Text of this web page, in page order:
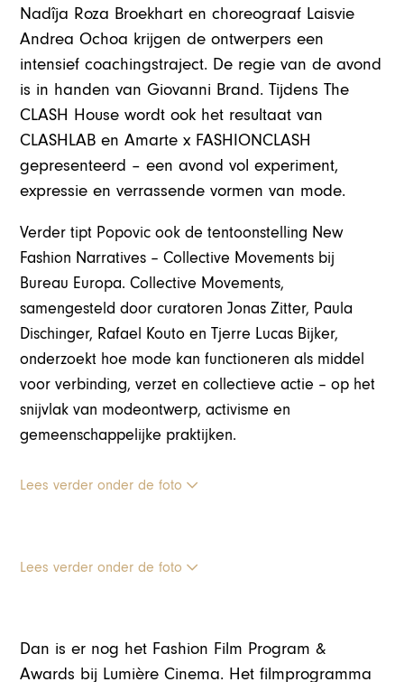
Nadîja Roza Broekhart en choreograaf Laisvie
Andrea Ochoa krijgen de ontwerpers een
intensief coachingstraject. De regie van de avond
is in handen van Giovanni Brand. Tijdens The
CLASH House wordt ook het resultaat van
CLASHLAB en Amarte x FASHIONCLASH
gepresenteerd – een avond vol experiment,
expressie en verrassende vormen van mode.
Verder tipt Popovic ook de tentoonstelling New
Fashion Narratives – Collective Movements bij
Bureau Europa. Collective Movements,
samengesteld door curatoren Jonas Zitter, Paula
Dischinger, Rafael Kouto en Tjerre Lucas Bijker,
onderzoekt hoe mode kan functioneren als middel
voor verbinding, verzet en collectieve actie – op het
snijvlak van modeontwerp, activisme en
gemeenschappelijke praktijken.
Lees verder onder de foto
Lees verder onder de foto
Dan is er nog het Fashion Film Program &
Awards bij Lumière Cinema. Het filmprogramma